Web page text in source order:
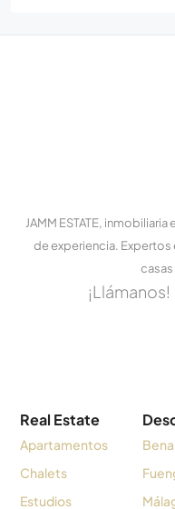
JAMM ESTATE,
de experiencia. Expertos
¡Llámanos!
Real Estate
Apartamentos
Chalets
Estudios